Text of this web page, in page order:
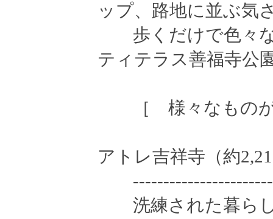
ップ、路地に並ぶ気
歩くだけで色々な
ティテラス善福寺公
［ 様々なものが
アトレ吉祥寺（約
洗練された暮らし